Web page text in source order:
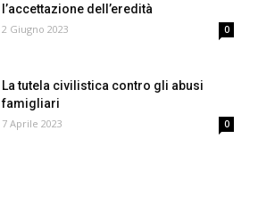
l’accettazione dell’eredità
2 Giugno 2023 0
La tutela civilistica contro gli abusi
famigliari
7 Aprile 2023 0